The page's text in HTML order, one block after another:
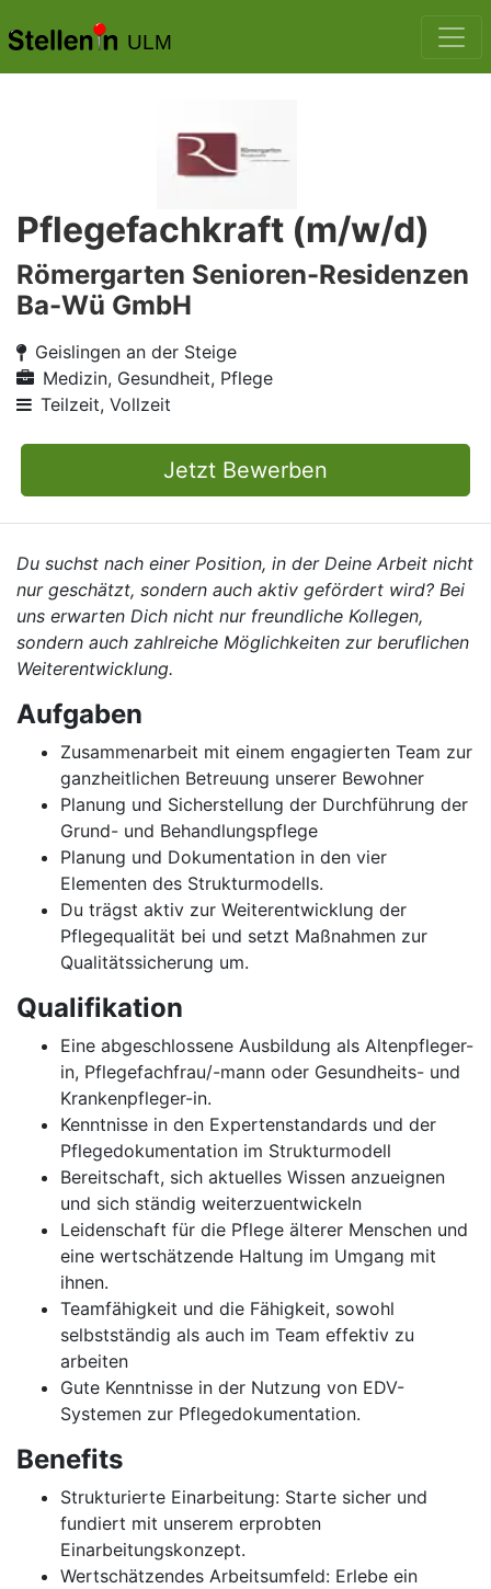
ULM
Pflegefachkraft (m/w/d)
Römergarten Senioren-Residenzen
Ba-Wü GmbH
Geislingen an der Steige
Medizin, Gesundheit, Pflege
Teilzeit, Vollzeit
Jetzt Bewerben
Du suchst nach einer Position, in der Deine Arbeit nicht
nur geschätzt, sondern auch aktiv gefördert wird? Bei
uns erwarten Dich nicht nur freundliche Kollegen,
sondern auch zahlreiche Möglichkeiten zur beruflichen
Weiterentwicklung.
Aufgaben
Zusammenarbeit mit einem engagierten Team zur
ganzheitlichen Betreuung unserer Bewohner
Planung und Sicherstellung der Durchführung der
Grund- und Behandlungspflege
Planung und Dokumentation in den vier
Elementen des Strukturmodells.
Du trägst aktiv zur Weiterentwicklung der
Pflegequalität bei und setzt Maßnahmen zur
Qualitätssicherung um.
Qualifikation
Eine abgeschlossene Ausbildung als Altenpfleger-
in, Pflegefachfrau/-mann oder Gesundheits- und
Krankenpfleger-in.
Kenntnisse in den Expertenstandards und der
Pflegedokumentation im Strukturmodell
Bereitschaft, sich aktuelles Wissen anzueignen
und sich ständig weiterzuentwickeln
Leidenschaft für die Pflege älterer Menschen und
eine wertschätzende Haltung im Umgang mit
ihnen.
Teamfähigkeit und die Fähigkeit, sowohl
selbstständig als auch im Team effektiv zu
arbeiten
Gute Kenntnisse in der Nutzung von EDV-
Systemen zur Pflegedokumentation.
Benefits
Strukturierte Einarbeitung: Starte sicher und
fundiert mit unserem erprobten
Einarbeitungskonzept.
Wertschätzendes Arbeitsumfeld: Erlebe ein